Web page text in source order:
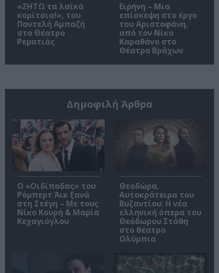
«ΖΗΤΩ τα λαϊκά
κορίτσια!», του
Παντελή Αμπαζή
στο Θέατρο
Ρεματιάς
Ειρήνη – Μια
επίσκεψη στο έργο
του Αριστοφάνη,
από τον Νίκο
Καραθάνο στο
Θέατρο Βράχων
Δημοφιλή Άρθρα
O «Οιδίποδας» του
Ρόμπερτ Άικ ξανά
στη Στέγη – Με τους
Νίκο Κουρή & Μαρία
Κεχαγιόγλου
Θεοδώρα,
Αυτοκράτειρα του
Βυζαντίου: Η νέα
ελληνική όπερα του
Θεόδωρου Στάθη
στο θέατρο
Ολύμπια